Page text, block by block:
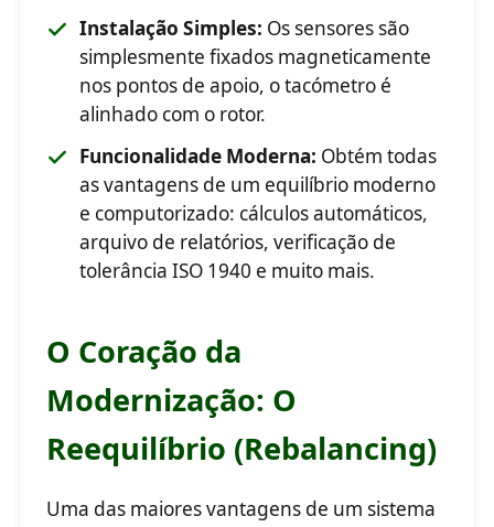
Instalação Simples: Os sensores são
simplesmente fixados magneticamente
nos pontos de apoio, o tacómetro é
alinhado com o rotor.
Funcionalidade Moderna: Obtém todas
as vantagens de um equilíbrio moderno
e computorizado: cálculos automáticos,
arquivo de relatórios, verificação de
tolerância ISO 1940 e muito mais.
O Coração da
Modernização: O
Reequilíbrio (Rebalancing)
Uma das maiores vantagens de um sistema